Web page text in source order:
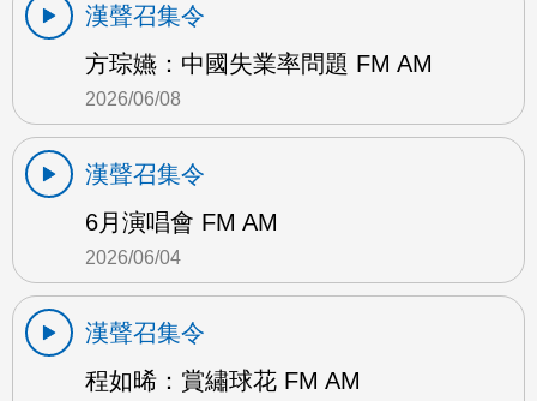
漢聲召集令
方琮嬿：中國失業率問題 FM AM
2026/06/08
漢聲召集令
6月演唱會 FM AM
2026/06/04
漢聲召集令
程如晞：賞繡球花 FM AM